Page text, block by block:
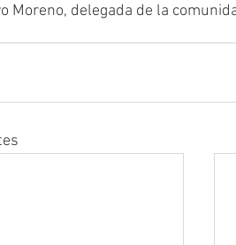
Moreno, delegada de la